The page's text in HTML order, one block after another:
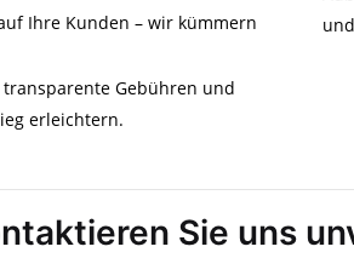
Ihre Kunden – wir kümmern
Gebühren und
erleichtern.
Sie uns